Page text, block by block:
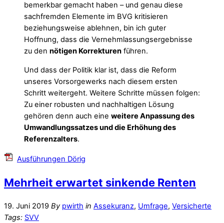
bemerkbar gemacht haben – und genau diese
sachfremden Elemente im BVG kritisieren
beziehungsweise ablehnen, bin ich guter
Hoffnung, dass die Vernehmlassungsergebnisse
zu den nötigen Korrekturen führen.
Und dass der Politik klar ist, dass die Reform
unseres Vorsorgewerks nach diesem ersten
Schritt weitergeht. Weitere Schritte müssen folgen:
Zu einer robusten und nachhaltigen Lösung
gehören denn auch eine weitere Anpassung des
Umwandlungssatzes und die Erhöhung des
Referenzalters.
Ausführungen Dörig
Mehrheit erwartet sinkende Renten
19. Juni 2019 By pwirth in Assekuranz, Umfrage, Versicherte
Tags: SVV